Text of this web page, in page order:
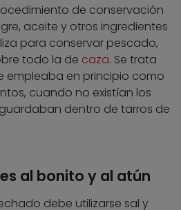
de conservación
aceite y otros ingredientes
para conservar pescado,
todo la de caza. Se trata
empleaba en principio como
cuando no existían los
dentro de tarros de
al bonito y al atún
debe utilizarse sal y